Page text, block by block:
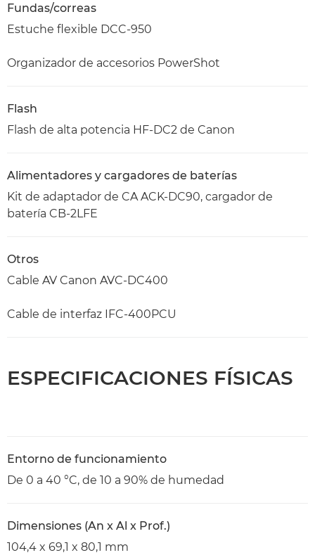
Fundas/correas
Estuche flexible DCC-950
Organizador de accesorios PowerShot
Flash
Flash de alta potencia HF-DC2 de Canon
Alimentadores y cargadores de baterías
Kit de adaptador de CA ACK-DC90, cargador de
batería CB-2LFE
Otros
Cable AV Canon AVC-DC400
Cable de interfaz IFC-400PCU
ESPECIFICACIONES FÍSICAS
Entorno de funcionamiento
De 0 a 40 °C, de 10 a 90% de humedad
Dimensiones (An x Al x Prof.)
104,4 x 69,1 x 80,1 mm